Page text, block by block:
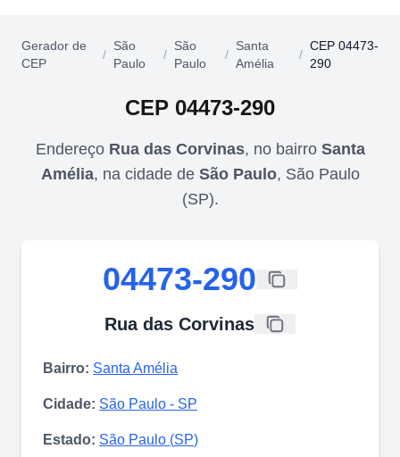
Gerador de
CEP
/
São
Paulo
/
São
Paulo
/
Santa
Amélia
/
CEP 04473-
290
CEP 04473-290
Endereço Rua das Corvinas, no bairro Santa
Amélia, na cidade de São Paulo, São Paulo
(SP).
04473-290
Rua das Corvinas
Bairro: Santa Amélia
Cidade: São Paulo - SP
Estado: São Paulo (SP)